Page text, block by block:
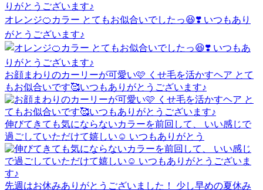
オレンジ🍊カラー とてもお似合いでしたっ😆❣️ いつもあり
がとうございます♪
お顔まわりのカーリーが可愛い🩷 くせ毛を活かすヘア とて
もお似合いです🥰いつもありがとうございます♪
伸びてきても気にならないカラーを前回して、 いい感じで
過ごしていただけて嬉しい☺️ いつもありがとう
先週はお休みありがとうございました！ 少し早めの夏休み